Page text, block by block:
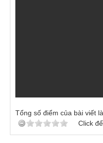
Tổng số điểm của bài viết
Click